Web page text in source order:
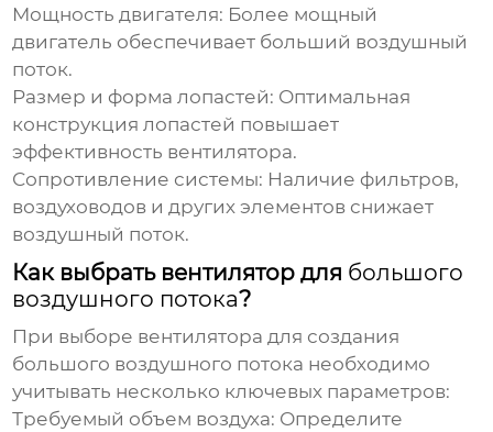
Мощность двигателя: Более мощный
двигатель обеспечивает больший воздушный
поток.
Размер и форма лопастей: Оптимальная
конструкция лопастей повышает
эффективность вентилятора.
Сопротивление системы: Наличие фильтров,
воздуховодов и других элементов снижает
воздушный поток.
Как выбрать вентилятор для большого
воздушного потока?
При выборе вентилятора для создания
большого воздушного потока необходимо
учитывать несколько ключевых параметров:
Требуемый объем воздуха: Определите